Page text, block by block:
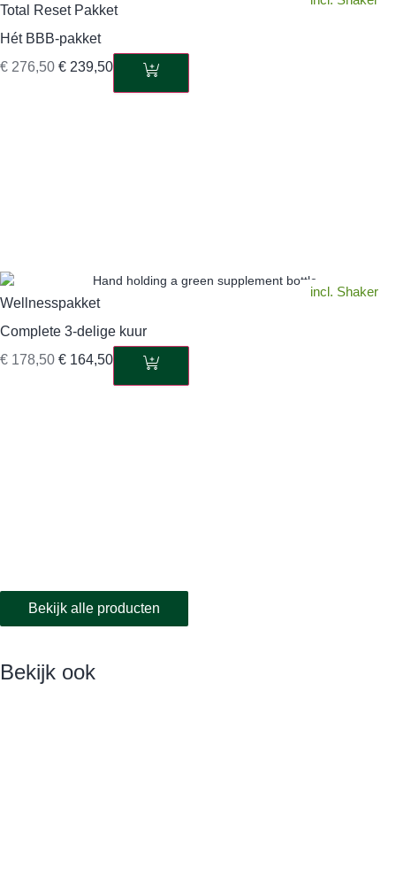
Total Reset Pakket
Hét BBB-pakket
€ 276,50 € 239,50
incl. Shaker
Wellnesspakket
Complete 3-delige kuur
€ 178,50 € 164,50
Bekijk alle producten
Bekijk ook